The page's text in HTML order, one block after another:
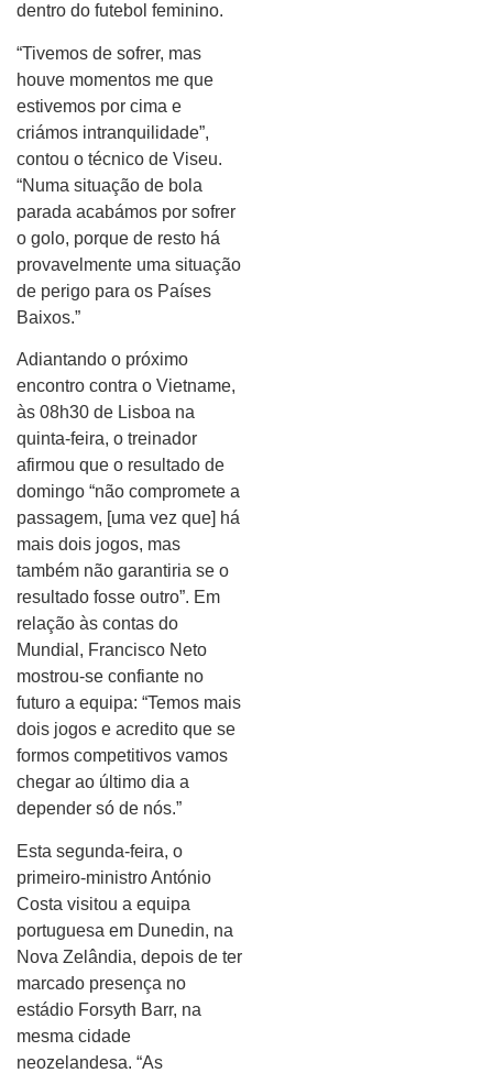
dentro do futebol feminino.
“Tivemos de sofrer, mas
houve momentos me que
estivemos por cima e
criámos intranquilidade”,
contou o técnico de Viseu.
“Numa situação de bola
parada acabámos por sofrer
o golo, porque de resto há
provavelmente uma situação
de perigo para os Países
Baixos.”
Adiantando o próximo
encontro contra o Vietname,
às 08h30 de Lisboa na
quinta-feira, o treinador
afirmou que o resultado de
domingo “não compromete a
passagem, [uma vez que] há
mais dois jogos, mas
também não garantiria se o
resultado fosse outro”. Em
relação às contas do
Mundial, Francisco Neto
mostrou-se confiante no
futuro a equipa: “Temos mais
dois jogos e acredito que se
formos competitivos vamos
chegar ao último dia a
depender só de nós.”
Esta segunda-feira, o
primeiro-ministro António
Costa visitou a equipa
portuguesa em Dunedin, na
Nova Zelândia, depois de ter
marcado presença no
estádio Forsyth Barr, na
mesma cidade
neozelandesa. “As